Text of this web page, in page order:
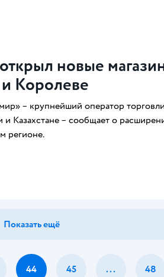
новые
Королеве
– крупнейший оператор
и Казахстане – сообщает о
регионе.
Показать ещё
44 45 ... 48